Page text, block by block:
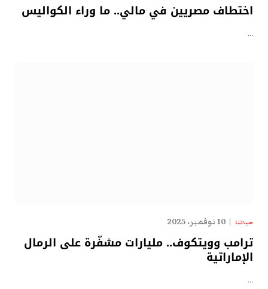
اختطاف مصريين في مالي.. ما وراء الكواليس
…
حياتنا 10 نوفمبر، 2025
ترامب وويتكوف.. مليارات مشفّرة على الرمال
الإماراتية
…